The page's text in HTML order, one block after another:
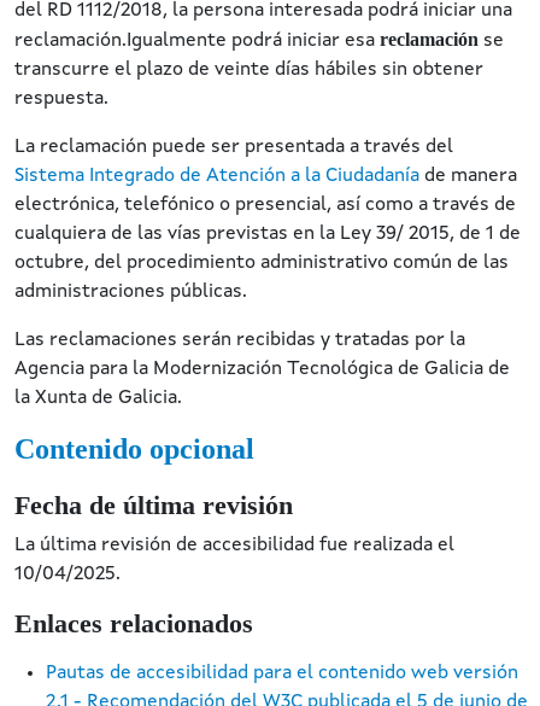
del RD 1112/2018, la persona interesada podrá iniciar una
reclamación.Igualmente podrá iniciar esa reclamación se
transcurre el plazo de veinte días hábiles sin obtener
respuesta.
La reclamación puede ser presentada a través del
Sistema Integrado de Atención a la Ciudadanía de manera
electrónica, telefónico o presencial, así como a través de
cualquiera de las vías previstas en la Ley 39/ 2015, de 1 de
octubre, del procedimiento administrativo común de las
administraciones públicas.
Las reclamaciones serán recibidas y tratadas por la
Agencia para la Modernización Tecnológica de Galicia de
la Xunta de Galicia.
Contenido opcional
Fecha de última revisión
La última revisión de accesibilidad fue realizada el
10/04/2025.
Enlaces relacionados
Pautas de accesibilidad para el contenido web versión